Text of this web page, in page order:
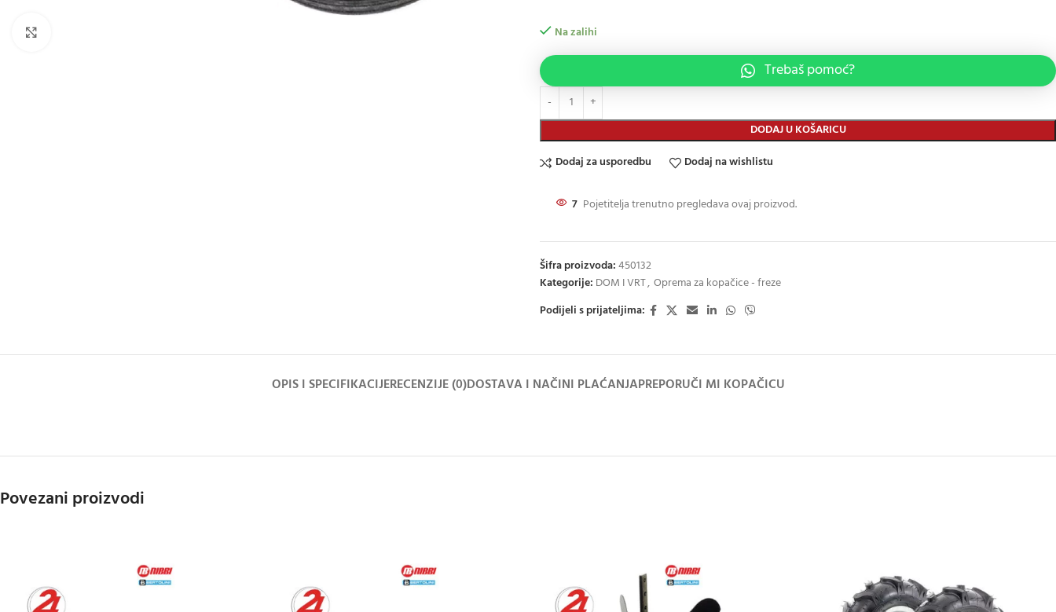
Na zalihi
DODAJ U KOŠARICU
Trebaš pomoć?
Dodaj za usporedbu Dodaj na wishlistu
7 Pojetitelja trenutno pregledava ovaj proizvod.
Šifra proizvoda:450132
Kategorije: DOM I VRT, Oprema za kopačice - freze
Podijeli s prijateljima:
OPIS I SPECIFIKACIJERECENZIJE (0)DOSTAVA I NAČINI PLAĆANJAPREPORUČI MI KOPAČICU
Povezani proizvodi